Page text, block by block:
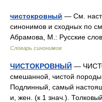
чистокровный — См.
синонимов и сходных по
Абрамова, М.: Русские
Словарь синонимов
ЧИСТОКРОВНЫЙ —
смешанной, чистой
Подлинный, самый
и, жен. (к 1 знач.).